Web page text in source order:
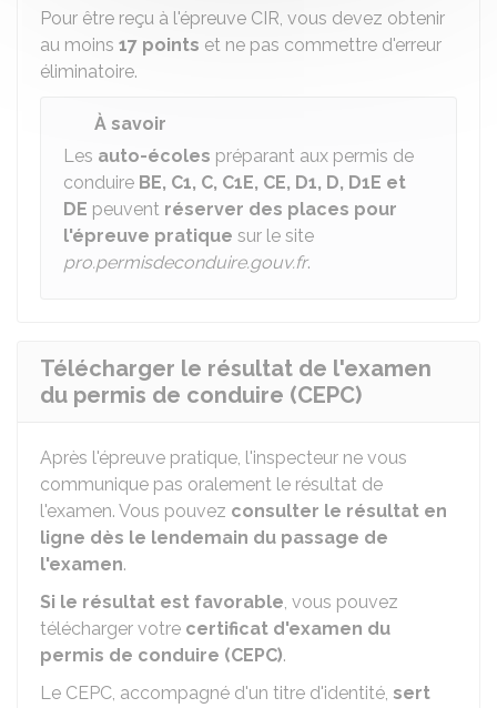
Pour être reçu à l'épreuve CIR, vous devez obtenir
au moins 17 points et ne pas commettre d'erreur
éliminatoire.
À savoir
Les auto-écoles préparant aux permis de
conduire BE, C1, C, C1E, CE, D1, D, D1E et
DE peuvent réserver des places pour
l'épreuve pratique sur le site
pro.permisdeconduire.gouv.fr.
Télécharger le résultat de l'examen
du permis de conduire (CEPC)
Après l'épreuve pratique, l'inspecteur ne vous
communique pas oralement le résultat de
l'examen. Vous pouvez consulter le résultat en
ligne dès le lendemain du passage de
l'examen.
Si le résultat est favorable, vous pouvez
télécharger votre certificat d'examen du
permis de conduire (CEPC).
Le CEPC, accompagné d'un titre d'identité, sert